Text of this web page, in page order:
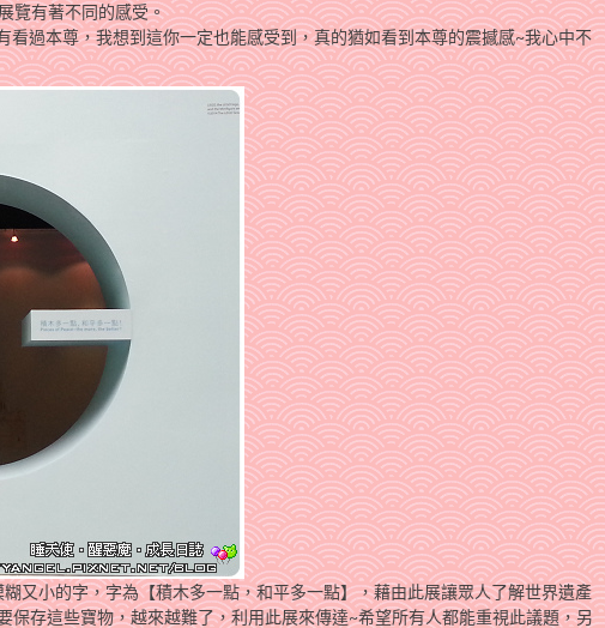
覽有著不同的感受。
看過本尊，我想到這你一定也能感受到，真的猶如看到本尊的震撼感~我心中不
又小的字，字為【積木多一點，和平多一點】，藉由此展讓眾人了解世界遺產
保存這些寶物，越來越難了，利用此展來傳達~希望所有人都能重視此議題，另